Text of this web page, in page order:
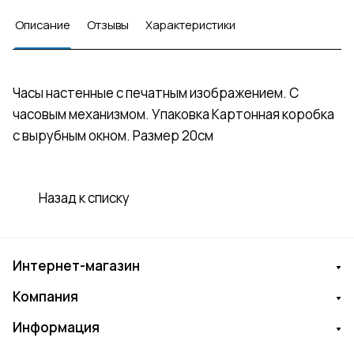
Описание Отзывы Характеристики
Часы настенные с печатным изображением. С
часовым механизмом. Упаковка Картонная коробка
с вырубным окном. Размер 20см
Назад к списку
Интернет-магазин
Компания
Информация